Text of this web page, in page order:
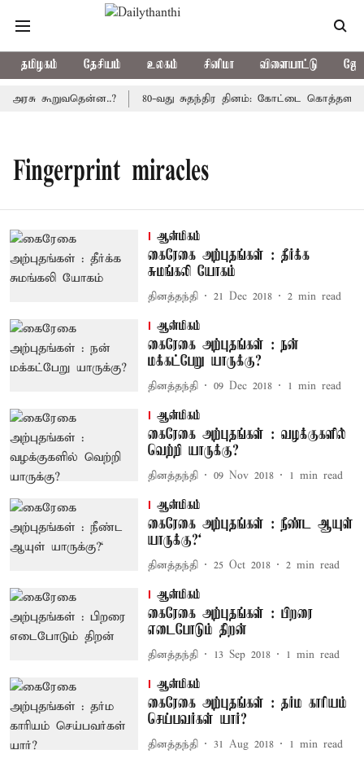
தமிழகம் தேசியம் உலகம் சினிமா விளையாட்டு
கூறுவதென்ன..? 80-வது சுதந்திர தினம்: கோட்டை
Fingerprint miracles
ஆன்மிகம்
கைரேகை அற்புதங்கள் : தீர்க்க
சுமங்கலி யோகம்
தினத்தந்தி 21 Dec 2018 2 min read
ஆன்மிகம்
கைரேகை அற்புதங்கள் : நன்
மக்கட்பேறு யாருக்கு?
தினத்தந்தி 09 Dec 2018 1 min read
ஆன்மிகம்
கைரேகை அற்புதங்கள் : வழக்குகளில்
வெற்றி யாருக்கு?
தினத்தந்தி 09 Nov 2018 1 min read
ஆன்மிகம்
கைரேகை அற்புதங்கள் : நீண்ட ஆயுள்
யாருக்கு?‘
தினத்தந்தி 25 Oct 2018 2 min read
ஆன்மிகம்
கைரேகை அற்புதங்கள் : பிறரை
எடைபோடும் திறன்
தினத்தந்தி 13 Sep 2018 1 min read
ஆன்மிகம்
கைரேகை அற்புதங்கள் : தர்ம காரியம்
செய்பவர்கள் யார்?
தினத்தந்தி 31 Aug 2018 1 min read